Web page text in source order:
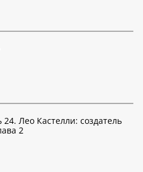
Лео Кастелли: создатель
2